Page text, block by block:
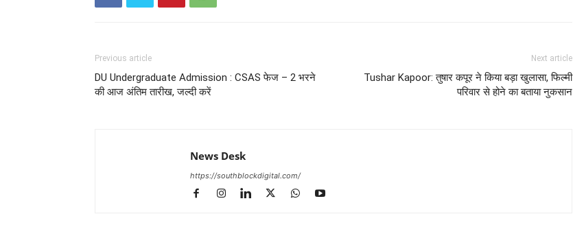
Previous article
DU Undergraduate Admission : CSAS फेज – 2 भरने
की आज अंतिम तारीख, जल्दी करें
Next article
Tushar Kapoor: तुषार कपूर ने किया बड़ा खुलासा, फिल्मी
परिवार से होने का बताया नुकसान
News Desk
https://southblockdigital.com/